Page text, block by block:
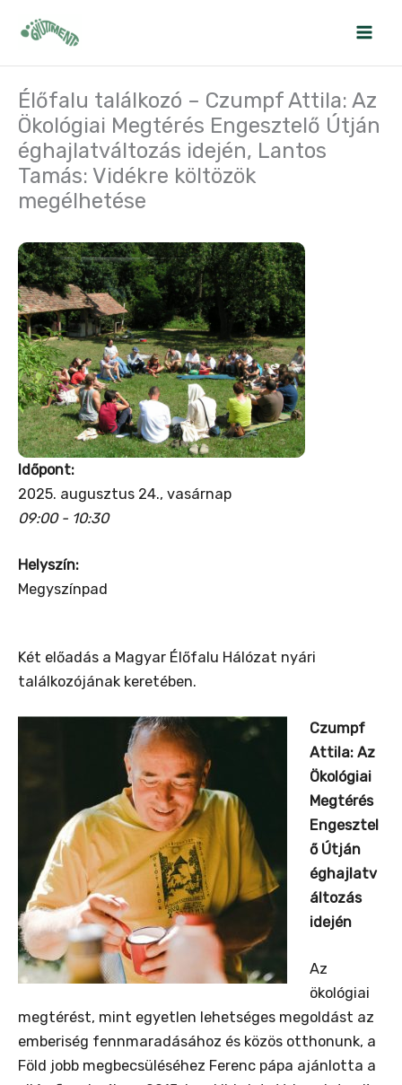
Élőfalu találkozó – Czumpf Attila: Az
Ökológiai Megtérés Engesztelő Útján
éghajlatváltozás idején, Lantos
Tamás: Vidékre költözök
megélhetése
Időpont:
2025. augusztus 24., vasárnap
09:00 - 10:30
Helyszín:
Megyszínpad
Két előadás a Magyar Élőfalu Hálózat nyári
találkozójának keretében.
Czumpf
Attila: Az
Ökológiai
Megtérés
Engesztel
ő Útján
éghajlatv
áltozás
idején
Az
ökológiai
megtérést, mint egyetlen lehetséges megoldást az
emberiség fennmaradásához és közös otthonunk, a
Föld jobb megbecsüléséhez Ferenc pápa ajánlotta a